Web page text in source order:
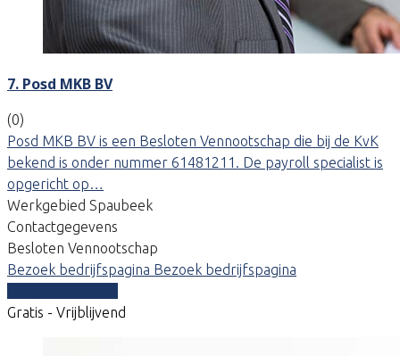
7. Posd MKB BV
(0)
Posd MKB BV is een Besloten Vennootschap die bij de KvK
bekend is onder nummer 61481211. De payroll specialist is
opgericht op…
Werkgebied Spaubeek
Contactgegevens
Besloten Vennootschap
Bezoek bedrijfspagina Bezoek bedrijfspagina
Gratis - Vrijblijvend